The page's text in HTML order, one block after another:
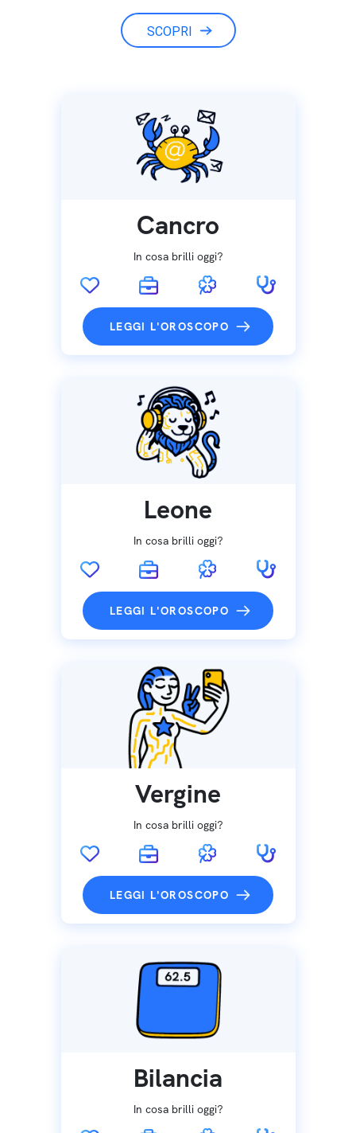
SCOPRI
Cancro
In cosa brilli oggi?
LEGGI L'OROSCOPO
Leone
In cosa brilli oggi?
LEGGI L'OROSCOPO
Vergine
In cosa brilli oggi?
LEGGI L'OROSCOPO
Bilancia
In cosa brilli oggi?